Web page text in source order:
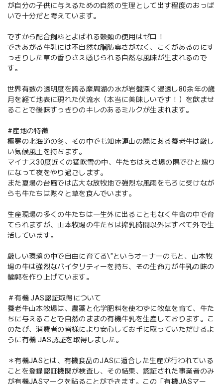
が自分の子供に与えるための自然の生理として出す程度のおっぱ
いで十分だと考えています。
ですから配合飼料とよばれる穀類の使用はゼロ！
できあがる牛乳には不自然な脂肪臭さがなく、こくがあるのにす
っきりした草の香りさえ感じられる自然な風味が生まれるので
す。
世界有数の透明度を誇る摩周湖の水が岩盤深く浸透し80余年の歳
月を経て地表に現れた伏流水（本当に美味しいです！）を飲ませ
ることで後味すっきりのキレのあるミルクが生まれます。
#産地の特徴
極寒の北海道の冬、その中でも知床連山の麓にある養老牛は厳し
い気候風土を持ちます。
マイナス30度近くの猛吹雪の中、牛たちはえさ場の隅でひと塊り
になって夜をやり過ごします。
また夏場の台風では広大な放牧地で強烈な風雨をもろに受けなが
らも牛たちは黙々と草を食んでいます。
生産現場の多くの牛たちは一生外に出ることもなく牛舎の中で育
てられますが、山本牧場の牛たちは搾乳時間以外はすべて外で生
活しています。
厳しい環境の中で自由に育てる\"というオーナーのもと、山本牧
場の牛は強烈なバイタリティーを持ち、その生命力が牛乳の味の
輪郭を作り上げています。
＃有機 JAS認証取得について
養老牛山本牧場は、農薬と化学肥料を使わずに牧草を育て、牛た
ちに与えることで自然のままの有機牛乳を生産しております。こ
のたび、消費者の皆様により安心してお手に取っていただけるよ
うに有機 JAS認証を取得しました。
＊有機JASとは、有機食品のJASに適合した生産が行われている
ことを登録認証機関が検査し、その結果、認証された事業者のみ
が有機JASマークを貼ることができます。この「有機JASマー